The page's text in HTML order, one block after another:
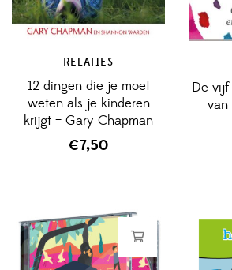
RELATIES
12 dingen die je moet
weten als je kinderen
krijgt – Gary Chapman
€7,50
De
van